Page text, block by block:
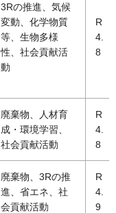
3Rの推進、気候
変動、化学物質
等、生物多様
性、社会貢献活
動
R
4.
8
廃棄物、人材育
成・環境学習、
社会貢献活動
R
4.
8
廃棄物、3Rの推
進、省エネ、社
会貢献活動
R
4.
9